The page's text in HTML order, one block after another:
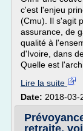
c'est l'enjeu
(Cmu). Il s'agit
assurance, de
qualité à
d'Ivoire, dans
Quelle est
Lire la suite
Date: 2018-03-
retraite,